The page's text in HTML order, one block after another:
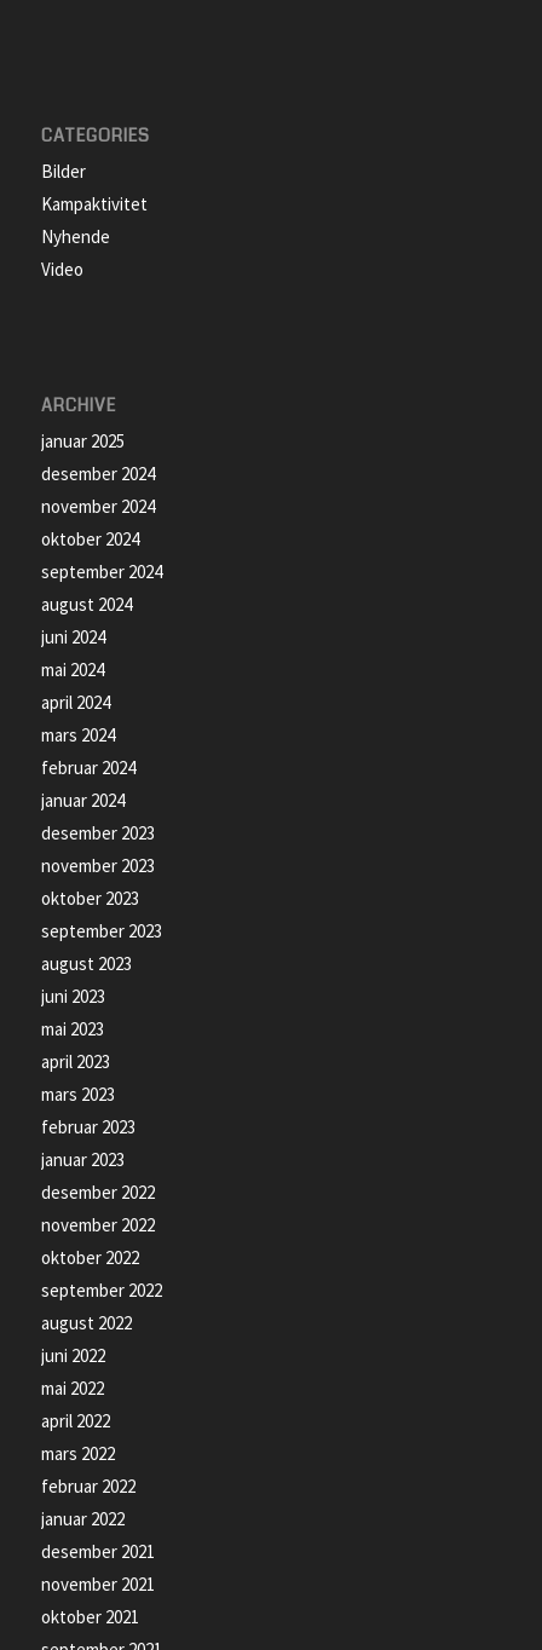
CATEGORIES
Bilder
Kampaktivitet
Nyhende
Video
ARCHIVE
januar 2025
desember 2024
november 2024
oktober 2024
september 2024
august 2024
juni 2024
mai 2024
april 2024
mars 2024
februar 2024
januar 2024
desember 2023
november 2023
oktober 2023
september 2023
august 2023
juni 2023
mai 2023
april 2023
mars 2023
februar 2023
januar 2023
desember 2022
november 2022
oktober 2022
september 2022
august 2022
juni 2022
mai 2022
april 2022
mars 2022
februar 2022
januar 2022
desember 2021
november 2021
oktober 2021